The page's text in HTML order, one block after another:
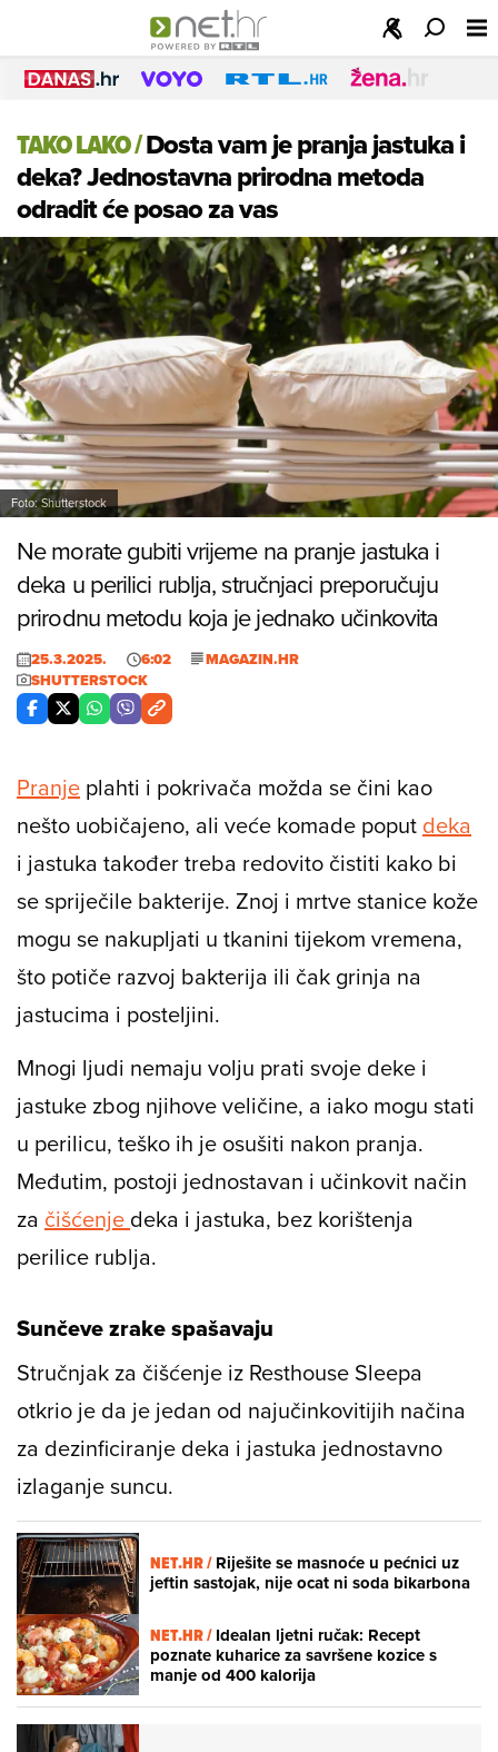
TAKO LAKO/Dosta vam je pranja jastuka i
deka? Jednostavna prirodna metoda
odradit će posao za vas
Foto: Shutterstock
Ne morate gubiti vrijeme na pranje jastuka i
deka u perilici rublja, stručnjaci preporučuju
prirodnu metodu koja je jednako učinkovita
25.3.2025. 6:02
MAGAZIN.HR
SHUTTERSTOCK
Pranje plahti i pokrivača možda se čini kao
nešto uobičajeno, ali veće komade poput deka
i jastuka također treba redovito čistiti kako bi
se spriječile bakterije. Znoj i mrtve stanice kože
mogu se nakupljati u tkanini tijekom vremena,
što potiče razvoj bakterija ili čak grinja na
jastucima i posteljini.
Mnogi ljudi nemaju volju prati svoje deke i
jastuke zbog njihove veličine, a iako mogu stati
u perilicu, teško ih je osušiti nakon pranja.
Međutim, postoji jednostavan i učinkovit način
za čišćenje deka i jastuka, bez korištenja
perilice rublja.
Sunčeve zrake spašavaju
Stručnjak za čišćenje iz Resthouse Sleepa
otkrio je da je jedan od najučinkovitijih načina
za dezinficiranje deka i jastuka jednostavno
izlaganje suncu.
NET.HR /Riješite se masnoće u pećnici uz
jeftin sastojak, nije ocat ni soda bikarbona
NET.HR /Idealan ljetni ručak: Recept
poznate kuharice za savršene kozice s
manje od 400 kalorija